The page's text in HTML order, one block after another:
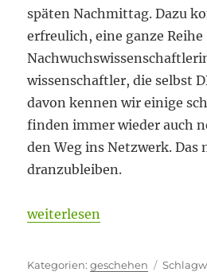
späten Nachmittag. Dazu
erfreulich, eine ganze Reihe
wissenschaftler, die selbst
davon kennen wir einige
finden immer wieder auch
den Weg ins Netzwerk. Das
dranzubleiben.
„Kein Exoten-Status mehr“
weiterlesen
Kategorien
geschehen